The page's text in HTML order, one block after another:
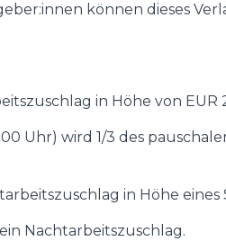
können dieses
in Höhe von EUR
Uhr) wird 1/3 des
in Höhe eines
Nachtarbeitszuschlag.